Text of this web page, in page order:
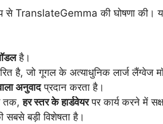
TranslateGemma की घोषणा की।
है।
है, जो गूगल के अत्याधुनिक लार्ज लैंग्वेज
अनुवादप्रदान करता है।
तक,हर स्तर के हार्डवेयरपर कार्य करने में
सबसे बड़ी विशेषता है।